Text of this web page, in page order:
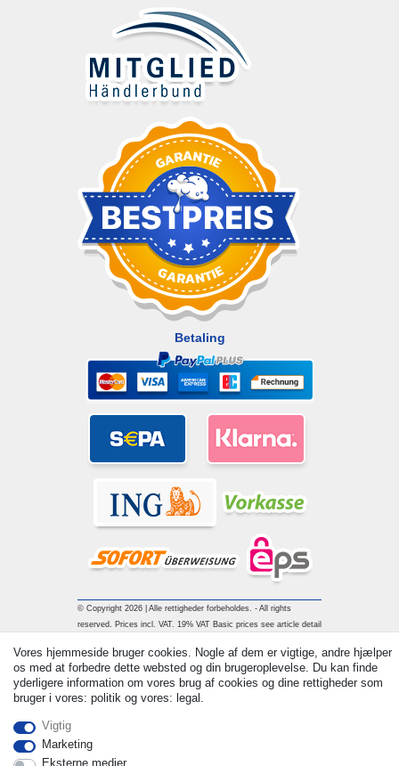
Betaling
© Copyright 2026 | Alle rettigheder forbeholdes. - All rights
reserved. Prices incl. VAT. 19% VAT Basic prices see article detail
Vores hjemmeside bruger cookies. Nogle af dem er vigtige, andre hjælper
os med at forbedre dette websted og din brugeroplevelse. Du kan finde
yderligere information om vores brug af cookies og dine rettigheder som
bruger i vores: politik og vores: legal.
Vigtig
Marketing
Eksterne medier
Withdraw from contract here Kontakt